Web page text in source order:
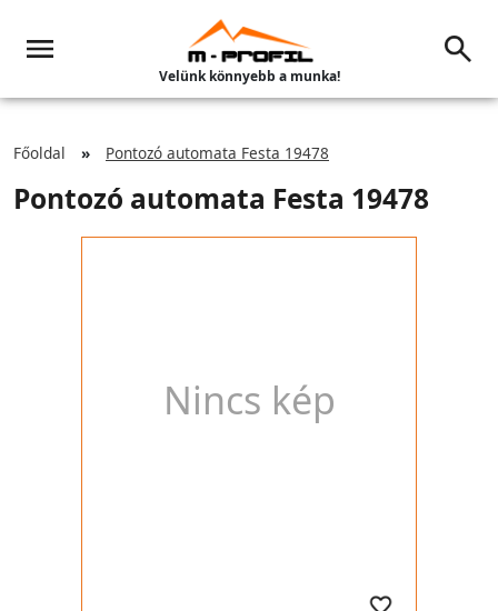
Velünk könnyebb a munka!
Főoldal Pontozó automata Festa 19478
Pontozó automata Festa 19478
Nincs kép